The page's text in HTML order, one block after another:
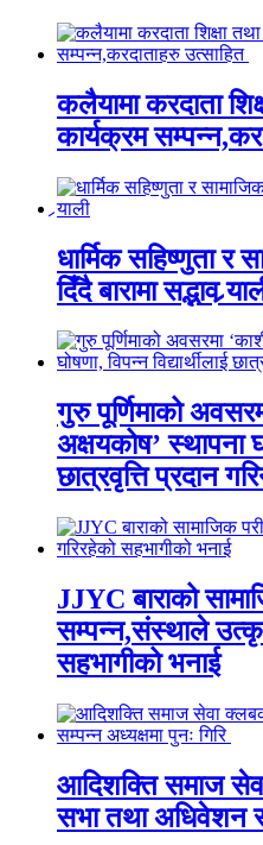
कलैयामा करदाता
कार्यक्रम
धार्मिक सहिष्णुता र
दिँदै बारामा सद्भाव
गुरु पूर्णिमाको
अक्षयकोष’ स्थापना
छात्रवृत्ति प्रदान
JJYC बाराको
सम्पन्न,संस्थाले
सहभागीको भनाई
आदिशक्ति समाज
सभा तथा अधिवेशन